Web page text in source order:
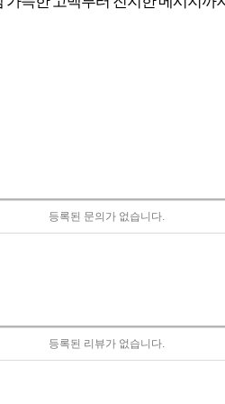
등록된 문의가 없습니다.
등록된 리뷰가 없습니다.